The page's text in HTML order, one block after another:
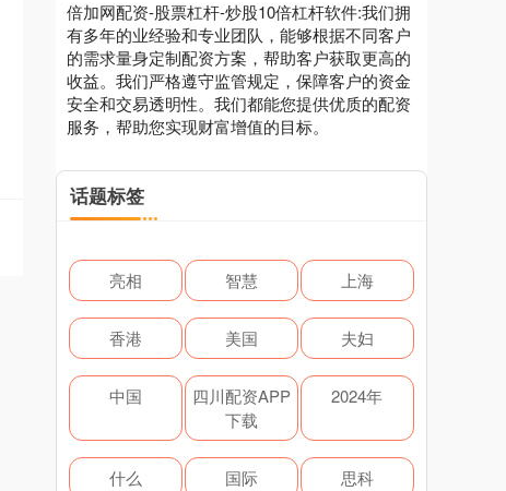
倍加网配资-股票杠杆-炒股10倍杠杆软件:我们拥
有多年的业经验和专业团队，能够根据不同客户
的需求量身定制配资方案，帮助客户获取更高的
收益。我们严格遵守监管规定，保障客户的资金
安全和交易透明性。我们都能您提供优质的配资
服务，帮助您实现财富增值的目标。
话题标签
亮相 智慧 上海
香港 美国 夫妇
中国
四川配资APP
下载
2024年
什么 国际 思科